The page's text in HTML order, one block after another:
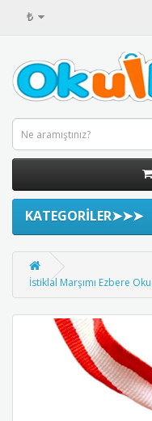
₺
KATEGORİLER➤➤➤
İstiklal Marşımı Ezbere